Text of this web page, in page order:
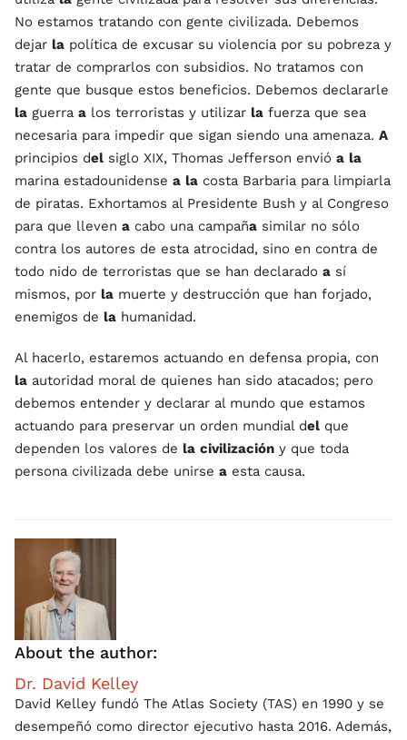
No estamos tratando con gente civilizada. Debemos
dejar la política de excusar su violencia por su pobreza y
tratar de comprarlos con subsidios. No tratamos con
gente que busque estos beneficios. Debemos declararle
la guerra a los terroristas y utilizar la fuerza que sea
necesaria para impedir que sigan siendo una amenaza. A
principios del siglo XIX, Thomas Jefferson envió a la
marina estadounidense a la costa Barbaria para limpiarla
de piratas. Exhortamos al Presidente Bush y al Congreso
para que lleven a cabo una campaña similar no sólo
contra los autores de esta atrocidad, sino en contra de
todo nido de terroristas que se han declarado a sí
mismos, por la muerte y destrucción que han forjado,
enemigos de la humanidad.
Al hacerlo, estaremos actuando en defensa propia, con
la autoridad moral de quienes han sido atacados; pero
debemos entender y declarar al mundo que estamos
actuando para preservar un orden mundial del que
dependen los valores de la civilización y que toda
persona civilizada debe unirse a esta causa.
About the author:
Dr. David Kelley
David Kelley fundó The Atlas Society (TAS) en 1990 y se
desempeñó como director ejecutivo hasta 2016. Además,